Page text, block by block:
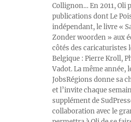
Collignon… En 2011, Oli
publications dont Le
indépendant, le livre «
Zonder woorden » aux
côtés des caricaturistes
Belgique : Pierre Kroll,
Vadot. La même année,
JobsRégions donne sa
et l’invite chaque
supplément de
collaboration avec le